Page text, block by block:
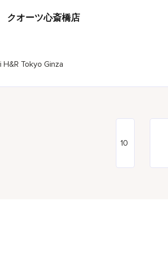
ーツ心斎橋店
H&R Tokyo Ginza